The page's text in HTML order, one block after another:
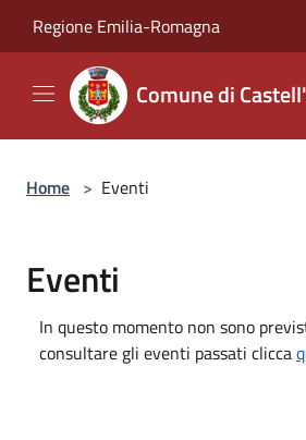
Regione Emilia-Romagna
Comune di
Home > Eventi
Eventi
In questo momento non sono
consultare gli eventi passati clicca